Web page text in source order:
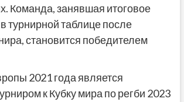
Команда, занявшая итоговое
турнирной таблице после
становится победителем
2021 года является
к Кубку мира по регби 2023